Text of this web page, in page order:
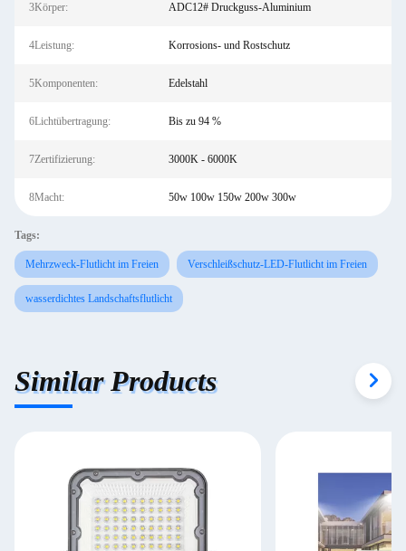
3Körper: ADC12# Druckguss-Aluminium
4Leistung: Korrosions- und Rostschutz
5Komponenten: Edelstahl
6Lichtübertragung: Bis zu 94 %
7Zertifizierung: 3000K - 6000K
8Macht: 50w 100w 150w 200w 300w
Tags:
Mehrzweck-Flutlicht im Freien Verschleißschutz-LED-Flutlicht im Freien
wasserdichtes Landschaftsflutlicht
Similar Products